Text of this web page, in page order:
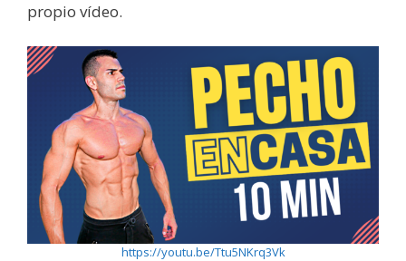
propio vídeo.
https://youtu.be/Ttu5NKrq3Vk